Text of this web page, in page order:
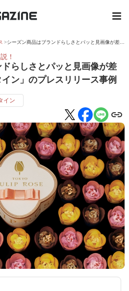
シーズン商品はブランドらしさとパッと見画像が差をつける！「バレンタイン」のプレスリリース事例
！
らしさとパッと見画像が差
ン」のプレスリリース事例
イン